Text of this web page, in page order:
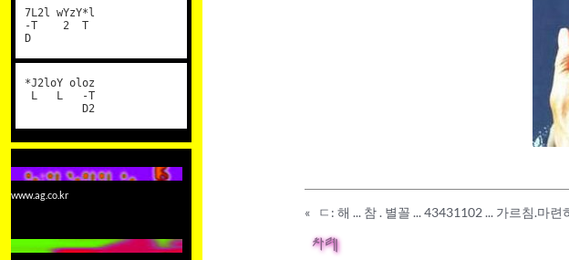
« ㄷ: 해 ... 참 . 별꼴 ... 43431102 ... 가르침.마련
차례
7L2l wYzY*l
-T 2 T
D
*J2loY oloz
L L -T
D2
www.ag.co.kr